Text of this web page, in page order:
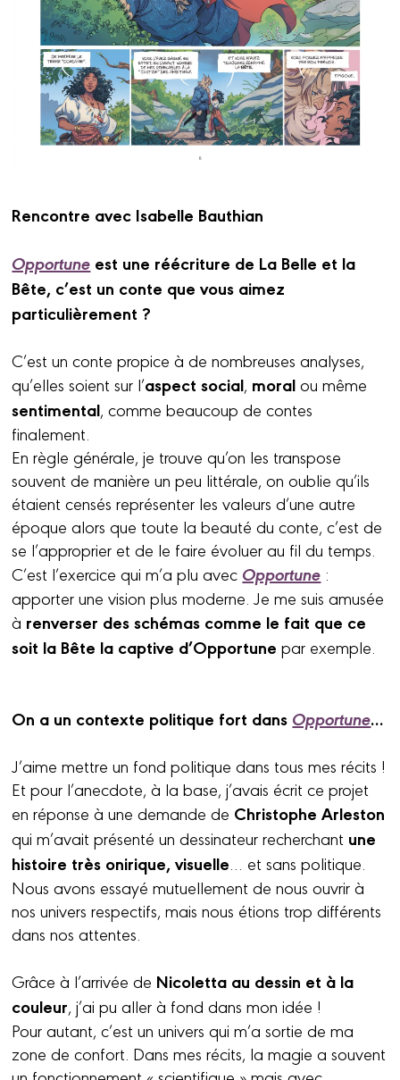
Rencontre avec Isabelle Bauthian
Opportune est une réécriture de La Belle et la
Bête, c’est un conte que vous aimez
particulièrement ?
C’est un conte propice à de nombreuses analyses,
qu’elles soient sur l’aspect social, moralou même
sentimental, comme beaucoup de contes
finalement.
En règle générale, je trouve qu’on les transpose
souvent de manière un peu littérale, on oublie qu’ils
étaient censés représenter les valeurs d’une autre
époque alors que toute la beauté du conte, c’est de
se l’approprier et de le faire évoluer au fil du temps.
C’est l’exercice qui m’a plu avec Opportune :
apporter une vision plus moderne. Je me suis amusée
à renverser des schémas comme le fait que ce
soit la Bête la captive d’Opportune par exemple.
On a un contexte politique fort dans Opportune…
J’aime mettre un fond politique dans tous mes récits !
Et pour l’anecdote, à la base, j’avais écrit ce projet
en réponse à une demande de Christophe Arleston
qui m’avait présenté un dessinateur recherchant une
histoire très onirique, visuelle … et sans politique.
Nous avons essayé mutuellement de nous ouvrir à
nos univers respectifs, mais nous étions trop différents
dans nos attentes.
Grâce à l’arrivée de Nicoletta au dessin et à la
couleur, j’ai pu aller à fond dans mon idée !
Pour autant, c’est un univers qui m’a sortie de ma
zone de confort. Dans mes récits, la magie a souvent